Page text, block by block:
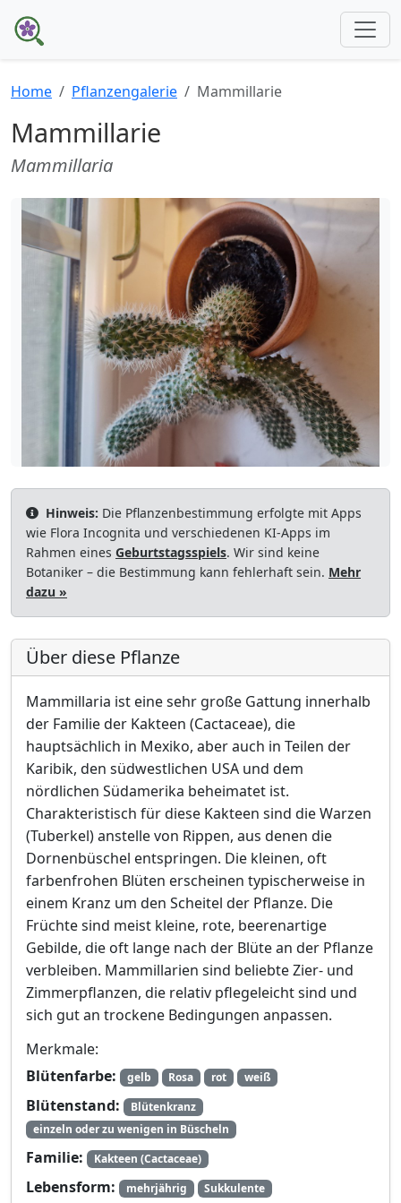
Home Pflanzengalerie Mammillarie
Mammillarie
Mammillaria
Hinweis: Die Pflanzenbestimmung erfolgte mit Apps
wie Flora Incognita und verschiedenen KI-Apps im
Rahmen eines Geburtstagsspiels. Wir sind keine
Botaniker – die Bestimmung kann fehlerhaft sein. Mehr
dazu »
Über diese Pflanze
Mammillaria ist eine sehr große Gattung innerhalb
der Familie der Kakteen (Cactaceae), die
hauptsächlich in Mexiko, aber auch in Teilen der
Karibik, den südwestlichen USA und dem
nördlichen Südamerika beheimatet ist.
Charakteristisch für diese Kakteen sind die Warzen
(Tuberkel) anstelle von Rippen, aus denen die
Dornenbüschel entspringen. Die kleinen, oft
farbenfrohen Blüten erscheinen typischerweise in
einem Kranz um den Scheitel der Pflanze. Die
Früchte sind meist kleine, rote, beerenartige
Gebilde, die oft lange nach der Blüte an der Pflanze
verbleiben. Mammillarien sind beliebte Zier- und
Zimmerpflanzen, die relativ pflegeleicht sind und
sich gut an trockene Bedingungen anpassen.
Merkmale:
Blütenfarbe:
gelb Rosa rot weiß
Blütenstand:
Blütenkranz
einzeln oder zu wenigen in Büscheln
Familie: Kakteen (Cactaceae)
Lebensform: mehrjährig Sukkulente